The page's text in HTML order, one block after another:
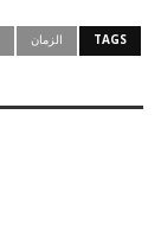
TAGS الزمان